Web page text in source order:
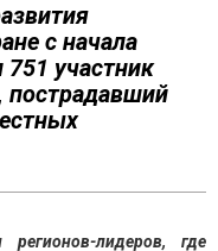
с начала
участник
пострадавший
лидеров, где